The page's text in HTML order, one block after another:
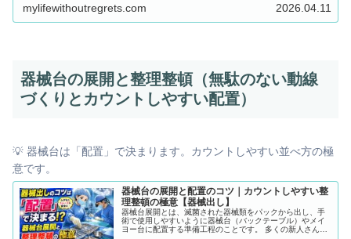
この記事では、数多くある縫合糸・縫合針の中から、 臨床
現場で本当によく使われるものだけに絞り、 それぞれの特
徴・使い分けの理由・現場での考え方を、実践に直結する
mylifewithoutregrets.com 2026.04.11
器械台の展開と整理整頓（無駄のない動線
づくりとカウントしやすい配置）
💡 器械台は「配置」で決まります。カウントしやすい並べ方の極
意です。
器械台の展開と配置のコツ｜カウントしやすい整
理整頓の極意【器械出し】
器械台展開とは、滅菌された器械類をパックから出し、手
術で使用しやすいように器械台（バックテーブル）やメイ
ヨー台に配置する準備工程のことです。 多くの新人さんが